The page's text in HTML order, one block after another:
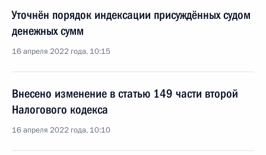
Уточнён порядок индексации присуждённых судом
денежных сумм
16 апреля 2022 года, 10:15
Внесено изменение в статью 149 части второй
Налогового кодекса
16 апреля 2022 года, 10:10